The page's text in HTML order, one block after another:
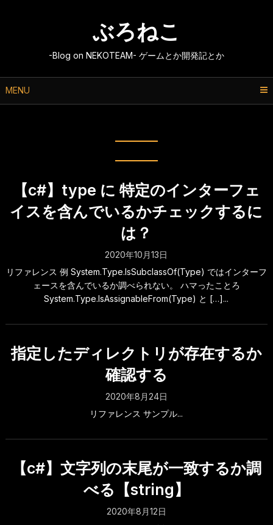
ぶろねこ
-Blog on NEKOTEAM- ゲームとか開発記とか
MENU
【c#】type に 特定のインターフェ
イスを含んでいるかチェックするに
は？
2020年10月13日
リファレンス 例 System.Type.IsSubclassOf(Type) ではインターフ
ェースを含んでいるか調べられない。 ハマったことろ
System.Type.IsAssignableFrom(Type) と […]...
指定したディレクトリが存在するか
確認する
2020年8月24日
リファレンス サンプル...
【c#】文字列の末尾が一致するか調
べる【string】
2020年8月12日